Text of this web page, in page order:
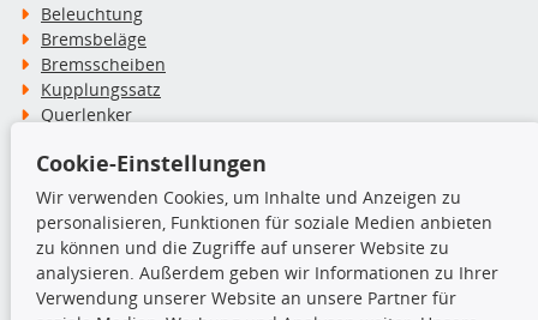
Beleuchtung
Bremsbeläge
Bremsscheiben
Kupplungssatz
Querlenker
Stoßdämpfer
TecDoc Inside
Cookie-Einstellungen
Wir verwenden Cookies, um Inhalte und Anzeigen zu
personalisieren, Funktionen für soziale Medien anbieten
zu können und die Zugriffe auf unserer Website zu
analysieren. Außerdem geben wir Informationen zu Ihrer
Verwendung unserer Website an unsere Partner für